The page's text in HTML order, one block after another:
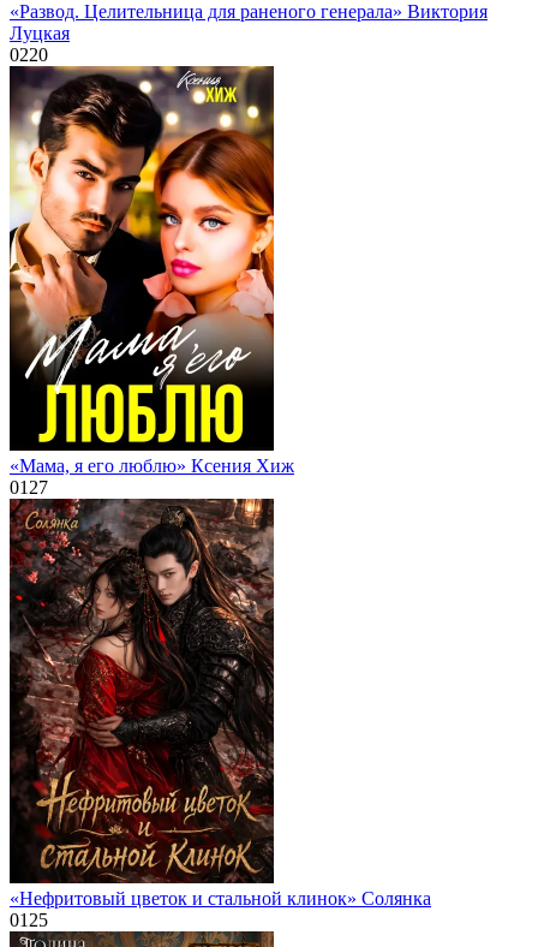
«Развод. Целительница для раненого генерала» Виктория
Луцкая
0220
«Мама, я его люблю» Ксения Хиж
0127
«Нефритовый цветок и стальной клинок» Солянка
0125